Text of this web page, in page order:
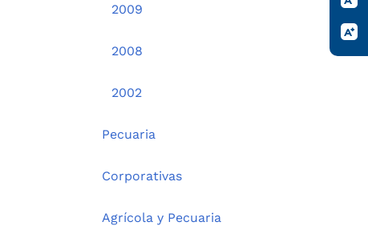
2009
2008
2002
Pecuaria
Corporativas
Agrícola y Pecuaria